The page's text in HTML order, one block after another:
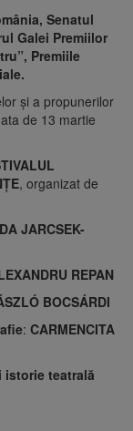
Senatul
Galei Premiilor
Premiile
şi a propunerilor
de 13 martie
, organizat de
JARCSEK-
REPAN
BOCSÁRDI
: CARMENCITA
istorie teatrală